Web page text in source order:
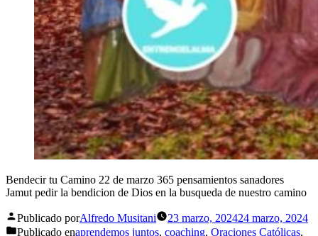
Bendecir tu Camino 22 de marzo 365 pensamientos sanadores
Jamut pedir la bendicion de Dios en la busqueda de nuestro camino
Publicado porAlfredo Musitani 23 marzo, 202424 marzo, 2024
Publicado enaprendemos juntos, coaching, Oraciones Católicas,